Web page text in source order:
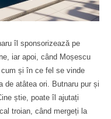
îl sponsorizează pe
iar apoi, când Moșescu
și în ce fel se vinde
de atâtea ori. Butnaru pur și
știe, poate îl ajutați
troian, când mergeți la